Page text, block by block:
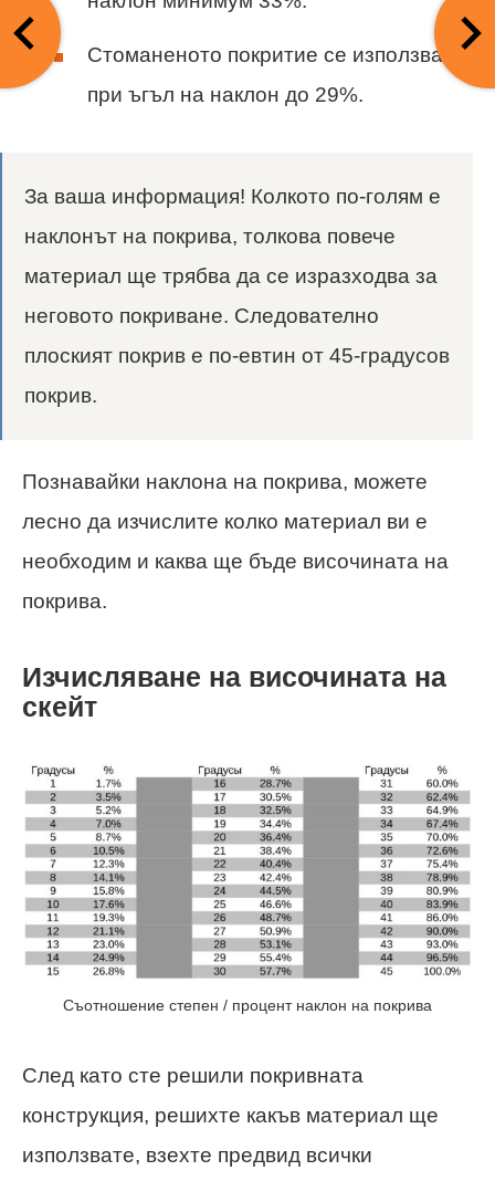
Стоманеното покритие се използва
при ъгъл на наклон до 29%.
За ваша информация! Колкото по-голям е
наклонът на покрива, толкова повече
материал ще трябва да се изразходва за
неговото покриване. Следователно
плоският покрив е по-евтин от 45-градусов
покрив.
Познавайки наклона на покрива, можете
лесно да изчислите колко материал ви е
необходим и каква ще бъде височината на
покрива.
Изчисляване на височината на
скейт
Съотношение степен / процент наклон на покрива
След като сте решили покривната
конструкция, решихте какъв материал ще
използвате, взехте предвид всички